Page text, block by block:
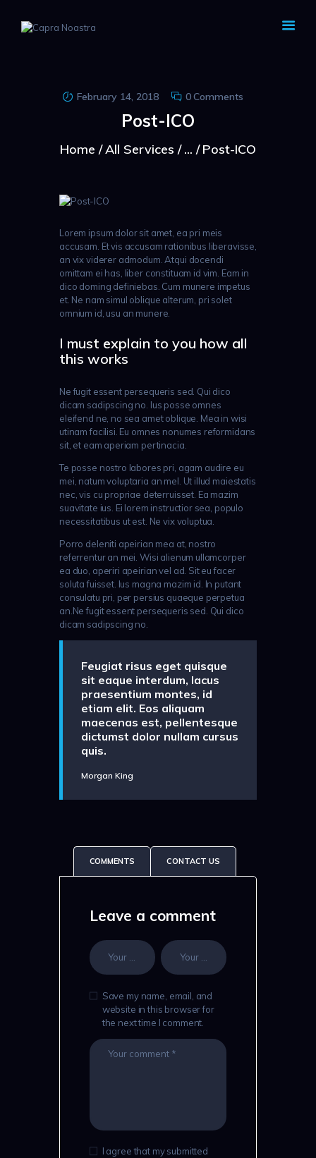
February 14, 2018 0Comments
Post-ICO
Home All Services ... Post-ICO
Lorem ipsum dolor sit amet, ea pri meis
accusam. Et vis accusam rationibus liberavisse,
an vix viderer admodum. Atqui docendi
omittam ei has, liber constituam id vim. Eam in
dico doming definiebas. Cum munere impetus
et. Ne nam simul oblique alterum, pri solet
omnium id, usu an munere.
I must explain to you how all
this works
Ne fugit essent persequeris sed. Qui dico
dicam sadipscing no. Ius posse omnes
eleifend ne, no sea amet oblique. Mea in wisi
utinam facilisi. Eu omnes nonumes reformidans
sit, et eam aperiam pertinacia.
Te posse nostro labores pri, agam audire eu
mei, natum voluptaria an mel. Ut illud maiestatis
nec, vis cu propriae deterruisset. Ea mazim
suavitate ius. Ei lorem instructior sea, populo
necessitatibus ut est. Ne vix voluptua.
Porro deleniti apeirian mea at, nostro
referrentur an mei. Wisi alienum ullamcorper
ea duo, aperiri apeirian vel ad. Sit eu facer
soluta fuisset. Ius magna mazim id. In putant
consulatu pri, per persius quaeque perpetua
an.Ne fugit essent persequeris sed. Qui dico
dicam sadipscing no.
Feugiat risus eget quisque
sit eaque interdum, lacus
praesentium montes, id
etiam elit. Eos aliquam
maecenas est, pellentesque
dictumst dolor nullam cursus
quis.
Morgan King
COMMENTS CONTACT US
Leave a comment
Save my name, email, and
website in this browser for
the next time I comment.
I agree that my submitted